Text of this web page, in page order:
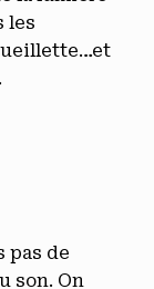
les
pas de
son. On